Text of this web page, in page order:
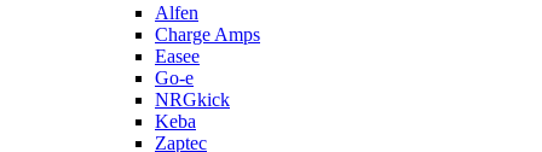
Alfen
Charge Amps
Easee
Go-e
NRGkick
Keba
Zaptec